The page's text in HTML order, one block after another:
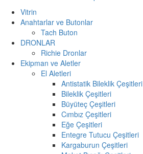
Vitrin
Anahtarlar ve Butonlar
Tach Buton
DRONLAR
Richie Dronlar
Ekipman ve Aletler
El Aletleri
Antistatik Bileklik Çeşitleri
Bileklik Çeşitleri
Büyüteç Çeşitleri
Cımbız Çeşitleri
Eğe Çeşitleri
Entegre Tutucu Çeşitleri
Kargaburun Çeşitleri